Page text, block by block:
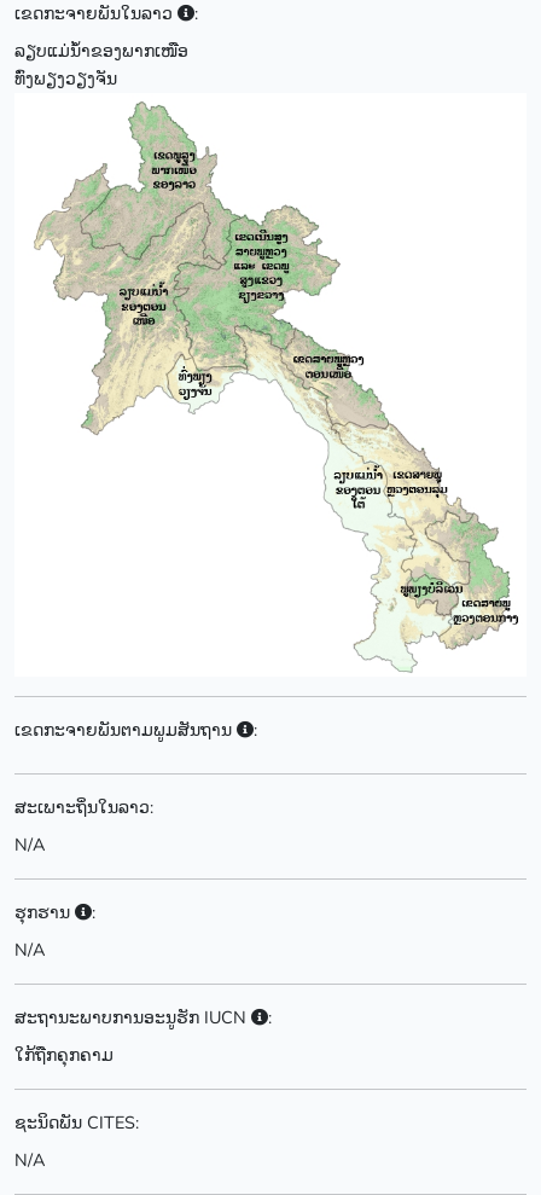
ເຂດກະຈາຍພັນໃນລາວ
:
ລຽບແມ່ນ້ຳຂອງພາກເໜືອ
ທົ່ງພຽງວຽງຈັນ
ເຂດກະຈາຍພັນຕາມພູມສັນຖານ :
ສະເພາະຖິ່ນໃນລາວ:
N/A
ຮຸກຮານ
:
N/A
ສະຖານະພາບການອະນູຮັກ IUCN
:
ໃກ້ຖືກຄຸກຄາມ
ຊະນິດພັນ CITES:
N/A